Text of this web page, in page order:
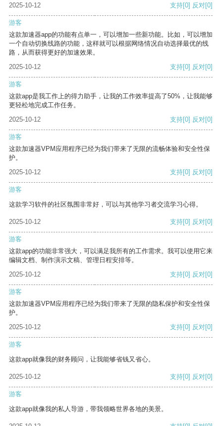
2025-10-12 支持[0] 反对[0]
游客
这款加速器app的功能有点单一，可以增加一些新功能。比如，可以增加
一个自动切换线路的功能，这样就可以根据网络情况自动选择最优的线
路，从而获得更好的加速效果。
2025-10-12
支持[0] 反对[0]
游客
这款app是我工作上的得力助手，让我的工作效率提高了50%，让我能够
更轻松地完成工作任务。
2025-10-12
支持[0] 反对[0]
游客
这款加速器VPM应用程序已经为我们带来了无限的流畅体验和安全性保
护。
2025-10-12
支持[0] 反对[0]
游客
这款学习软件的社区氛围非常好，可以与其他学习者交流学习心得。
2025-10-12 支持[0] 反对[0]
游客
这款app的功能非常强大，可以满足我所有的工作需求。我可以使用它来
编辑文档、制作演示文稿、管理日程安排等。
2025-10-12
支持[0] 反对[0]
游客
这款加速器VPM应用程序已经为我们带来了无限的隐私保护和安全性保
护。
2025-10-12
支持[0] 反对[0]
游客
这款app就像我的财务顾问，让我能够省钱又省心。
2025-10-12 支持[0] 反对[0]
游客
这款app就像我的私人导游，带我领略世界各地的美景。